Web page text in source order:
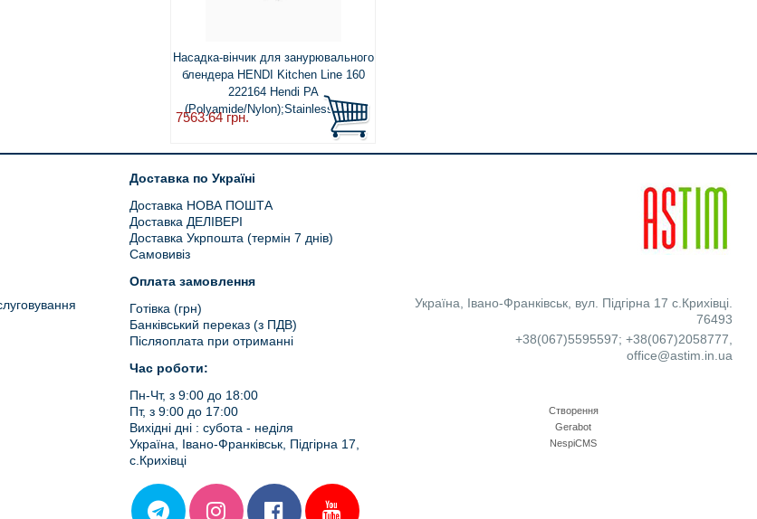
Насадка-вінчик для занурювального
блендера HENDI Kitchen Line 160
222164 Hendi PA
(Polyamide/Nylon);Stainless steel
7563.64грн.
Доставка по Україні
Доставка НОВА ПОШТА
Доставка ДЕЛІВЕРІ
Доставка Укрпошта (термін 7 днів)
Самовивіз
Оплата замовлення
Готівка (грн)
Банківський переказ (з ПДВ)
Післяоплата при отриманні
Час роботи:
Пн-Чт, з 9:00 до 18:00
Пт, з 9:00 до 17:00
Вихідні дні : субота - неділя
Україна, Івано-Франківськ, Підгірна 17,
с.Крихівці
Україна Івано-Франківськ, вул. Підгірна 17 с.Крихівці.
76493
+38(067)5595597; +38(067)2058777
office@astim.in.ua
Створення
Gerabot
NespiCMS